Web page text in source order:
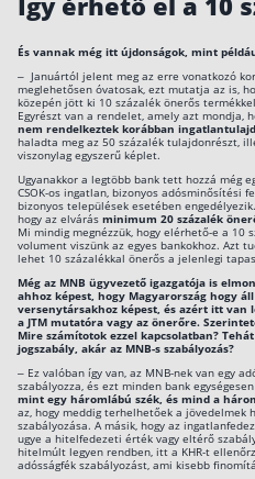
És vannak még itt újdonságok, mint
– Januártól jelent meg az erre vonatkozó
meglehetősen óvatosak, ezt mutatja az is,
közepén jött ki 10 százalék önerős
Egyrészt van a rendelet, amely azt mondja,
nem rendelkeztek korábban
haladta meg az 50 százalék tulajdonrészt,
viszonylag egyszerű képlet.
Ugyanakkor a legtöbb bank tett hozzá még
CSOK-os ingatlan, bizonyos adósminősítési
bizonyos települések esetében
hogy az elvárás minimum 20 százalék
Mi mindig megnézzük, hogy elérhető-e a 10
volument viszünk az egyes bankokhoz. Azt
lehet 10 százalékkal önerős a jelenlegi
Még az MNB ügyvezető igazgatója is
ahhoz képest, hogy Magyarország hogy
versenytársakhoz képest, és azért itt van
a JTM mutatóra vagy az önerőre.
Mire számítotok ezzel kapcsolatban?
jogszabály, akár az MNB-s szabályozás?
– Ez valóban így van, az MNB-nek van egy
szabályozza, és ezt minden bank
mint egy háromlábú szék, és mind a
az, hogy meddig terhelhetőek a jövedelmek
szabályozása. A másik, hogy az
ugye a hitelfedezeti érték vagy eltérő
hitelmúlt legyen rendben, itt a KHR-t
adósságfék szabályozást, ami kisebb